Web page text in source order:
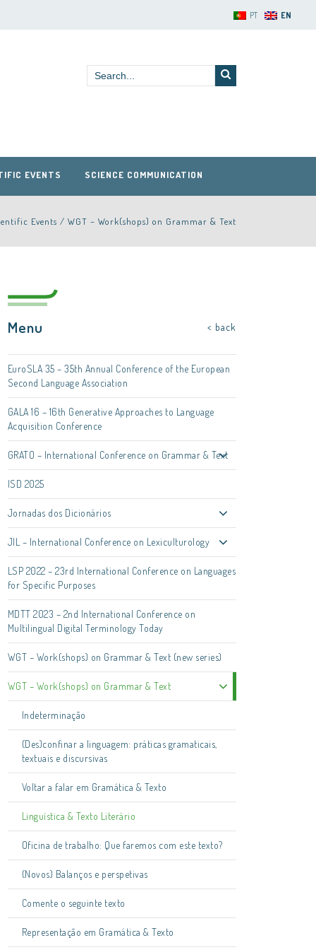
PT EN
EVENTS SCIENCE COMMUNICATION
Events / WGT – Work(shops) on Grammar & Text
Menu < back
EuroSLA 35 – 35th Annual Conference of the European
Second Language Association
GALA 16 – 16th Generative Approaches to Language
Acquisition Conference
GRATO – International Conference on Grammar & Text
ISD 2025
Jornadas dos Dicionários
JIL – International Conference on Lexiculturology
LSP 2022 – 23rd International Conference on Languages
for Specific Purposes
MDTT 2023 – 2nd International Conference on
Multilingual Digital Terminology Today
WGT – Work(shops) on Grammar & Text (new series)
WGT – Work(shops) on Grammar & Text
Indeterminação
(Des)confinar a linguagem: práticas gramaticais,
textuais e discursivas
Voltar a falar em Gramática & Texto
Linguística & Texto Literário
Oficina de trabalho: Que faremos com este texto?
(Novos) Balanços e perspetivas
Comente o seguinte texto
Representação em Gramática & Texto